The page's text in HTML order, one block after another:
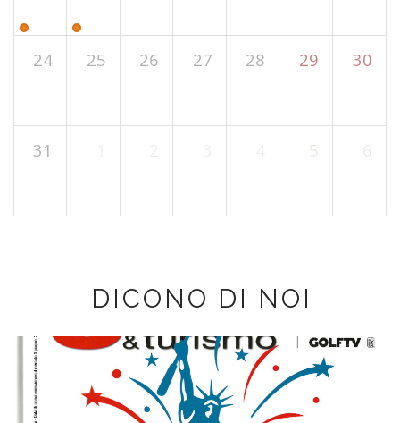
24 25 26 27 28 29 30
31 5 6
DICONO DI NOI